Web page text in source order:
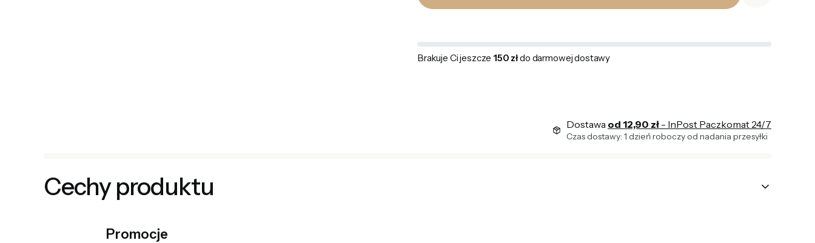
Brakuje Ci jeszcze 150 złdo darmowej dostawy
Dostawa od 12,90 zł - InPost Paczkomat 24/7
Czas dostawy: 1 dzień roboczy od nadania przesyłki
Cechy produktu
Promocje